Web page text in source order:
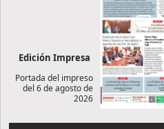
Edición Impresa
Portada del impreso
del 6 de agosto de
2026